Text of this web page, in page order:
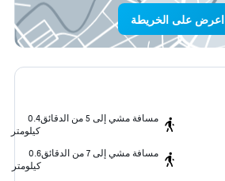
اعرض على الخريطة
مسافة مشي إلى 5 من الدقائق
0.4
كيلومتر
مسافة مشي إلى 7 من الدقائق
0.6
كيلومتر